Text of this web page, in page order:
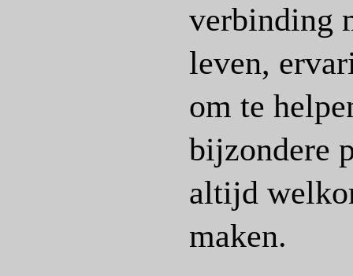
verbinding
leven,
om te
bijzondere
altijd
maken.